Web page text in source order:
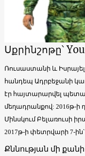
Սքրինշոթը՝
Ռուսաստանի և
հանդեպ Ադրբեջանի
էր հայտարարվել
մեղադրանքով: 2016թ-ի
Մինսկում Բելառուսի
2017թ-ի փետրվարի 7-
Քննության մի